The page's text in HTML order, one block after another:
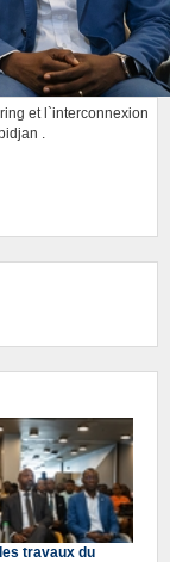
et l`interconnexion
.
travaux du